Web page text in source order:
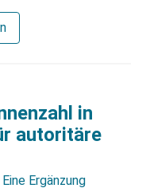
in
autoritäre
Eine Ergänzung